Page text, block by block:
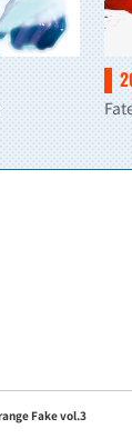
Fake vol.3